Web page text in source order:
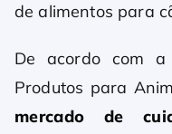
de alimentos para
De acordo com a
Produtos para
mercado de